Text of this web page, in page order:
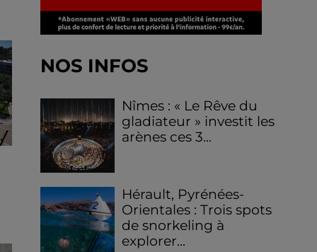
NOS INFOS
Nîmes : « Le Rêve du
gladiateur » investit les
arènes ces 3...
Hérault, Pyrénées-
Orientales : Trois spots
de snorkeling à
explorer...